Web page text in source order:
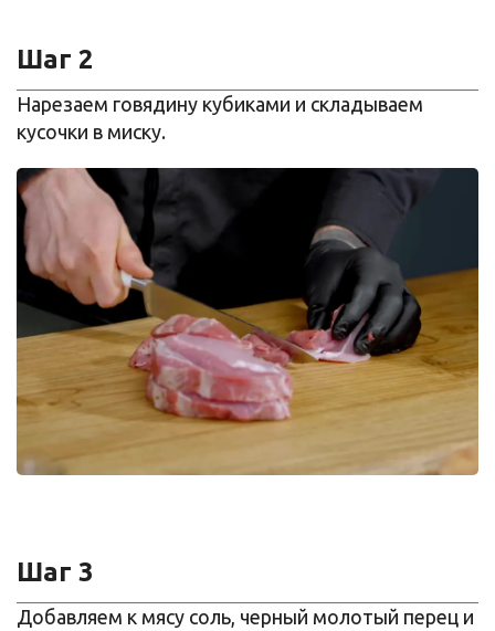
Шаг 2
Нарезаем говядину кубиками и складываем
кусочки в миску.
Шаг 3
Добавляем к мясу соль, черный молотый перец и